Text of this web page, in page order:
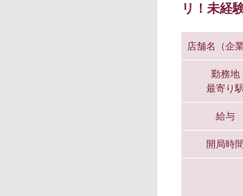
リ！未経
店舗名（企業
勤務地
最寄り駅
給与
開局時間